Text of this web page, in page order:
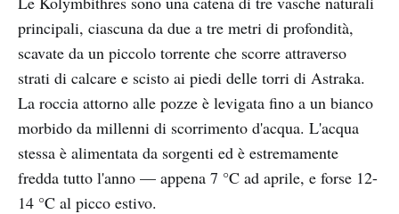
principali, ciascuna da due a tre metri di profondità,
scavate da un piccolo torrente che scorre attraverso
strati di calcare e scisto ai piedi delle torri di Astraka.
La roccia attorno alle pozze è levigata fino a un bianco
morbido da millenni di scorrimento d'acqua. L'acqua
stessa è alimentata da sorgenti ed è estremamente
fredda tutto l'anno — appena 7 °C ad aprile, e forse 12-
14 °C al picco estivo.